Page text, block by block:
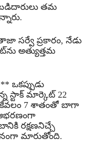
తమ
సర్వే ప్రకారం, నేడు
అత్యుత్తమ
ఒకప్పుడు
స్టాక్ మార్కెట్ 22
7 శాతంతో బాగా
రక్షణనిచ్చే
మారుతోంది.